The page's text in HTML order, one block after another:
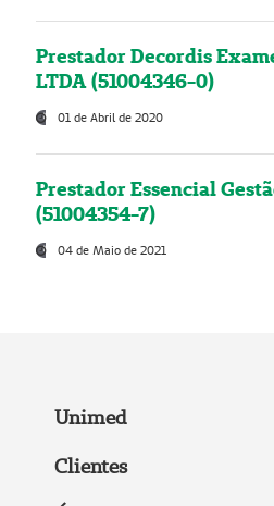
Prestador Decordis
LTDA (51004346-0)
01 de Abril de 2020
Prestador Essencial
(51004354-7)
04 de Maio de 2021
Unimed
Clientes